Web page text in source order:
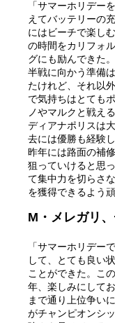
「サマーホリデー
えてバッテリーの
にはビーチで楽し
の時間をカリフォ
グにも励んできた
半戦に向かう準備
たけれど、それ以
で気持ちはとても
ノやマルクと戦え
ディアナポリスは
去には優勝も経験
昨年には路面の補
狙っていけると思
て集中力を切らさ
を獲得できるよう
M・メレガリ
「サマーホリデー
して、とても良い
ことができた。こ
年、楽しみにして
まで通り上位争い
がチャンピオンシ